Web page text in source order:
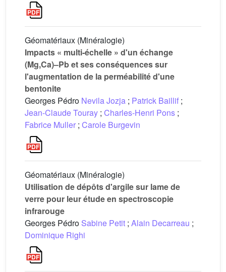
Géomatériaux (Minéralogie)
Impacts « multi-échelle » d'un échange
(Mg,Ca)–Pb et ses conséquences sur
l'augmentation de la perméabilité d'une
bentonite
Georges Pédro Nevila Jozja ; Patrick Baillif ;
Jean-Claude Touray ; Charles-Henri Pons ;
Fabrice Muller ; Carole Burgevin
Géomatériaux (Minéralogie)
Utilisation de dépôts d'argile sur lame de
verre pour leur étude en spectroscopie
infrarouge
Georges Pédro Sabine Petit ; Alain Decarreau ;
Dominique Righi